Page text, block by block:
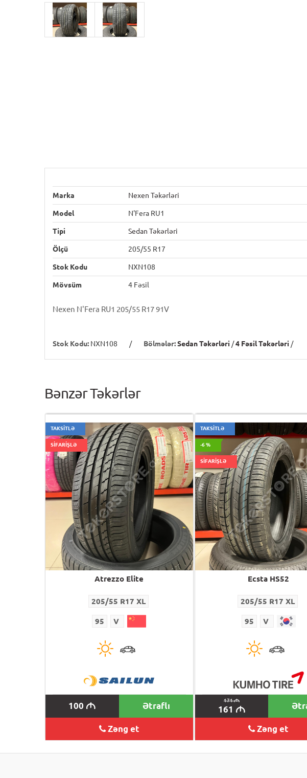
Marka Nexen Təkərləri
Model N'Fera RU1
Tipi Sedan Təkərləri
Ölçü 205/55 R17
Stok Kodu NXN108
Mövsüm 4 Fəsil
Nexen N'Fera RU1 205/55 R17 91V
Stok Kodu: NXN108 / Bölmələr:Sedan Təkərləri /4 Fəsil Təkərləri /
Bənzər Təkərlər
TAKSİTLƏ
SİFARİŞLƏ
Atrezzo Elite
205/55 R17 XL
95 V
100 M Ətraflı
Zəng et
TAKSİTLƏ
-6 %
SİFARİŞLƏ
Ecsta HS52
205/55 R17 XL
95 V
171M
161 M
Zəng et